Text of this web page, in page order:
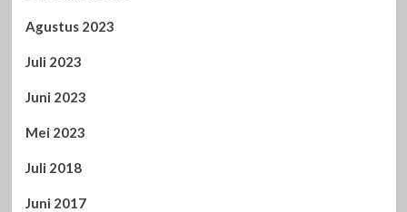
Agustus 2023
Juli 2023
Juni 2023
Mei 2023
Juli 2018
Juni 2017